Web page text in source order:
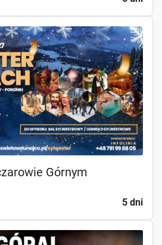
Górnym
5 dni